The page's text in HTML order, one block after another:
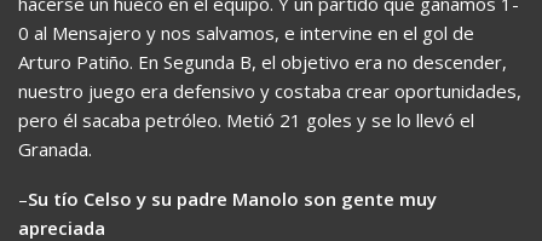
0 al Mensajero y nos salvamos, e intervine en el gol de
Arturo Patiño. En Segunda B, el objetivo era no descender,
nuestro juego era defensivo y costaba crear oportunidades,
pero él sacaba petróleo. Metió 21 goles y se lo llevó el
Granada.
–Su tío Celso y su padre Manolo son gente muy
apreciada